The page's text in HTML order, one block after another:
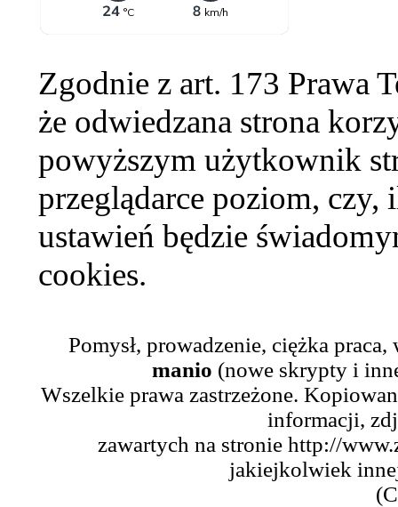
Zgodnie z art. 173 Prawa
że odwiedzana strona
powyższym użytkownik
przeglądarce poziom,
ustawień będzie
cookies.
Pomysł, prowadzenie, ciężka
manio (nowe skrypty i
Wszelkie prawa zastrzeżone.
informacji,
zawartych na stronie http://
jakiejkolwiek